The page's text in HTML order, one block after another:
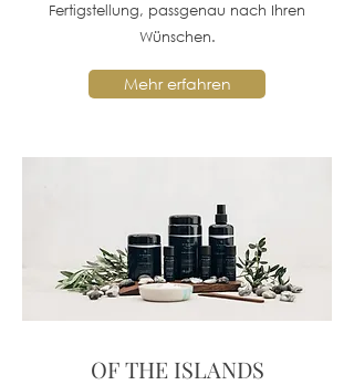
Fertigstellung, passgenau nach Ihren
Wünschen.
Mehr erfahren
OF THE ISLANDS